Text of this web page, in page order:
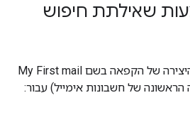
שאילתת חיפוש
בדוגמה הבאה מוצג אופן היצירה של הקפאה בשם My First mail